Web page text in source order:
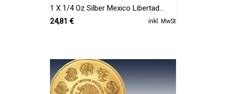
1 X 1/4 Oz Silber Mexico Libertad...
Preis
24,81 € inkl. MwSt